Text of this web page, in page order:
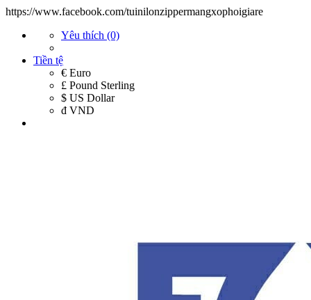
https://www.facebook.com/tuinilonzippermangxophoigiare
Yêu thích (0)
Tiền tệ
€ Euro
£ Pound Sterling
$ US Dollar
đ VND